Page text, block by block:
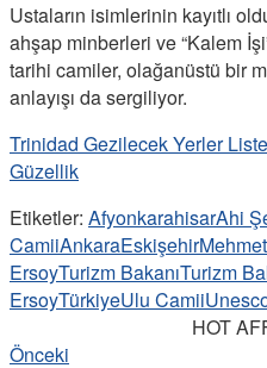
Ustaların isimlerinin kayıtlı
ahşap minberleri ve “Kalem
tarihi camiler, olağanüstü bir
anlayışı da sergiliyor.
Trinidad Gezilecek Yerler
Güzellik
Etiketler: AfyonkarahisarAhi
CamiiAnkaraEskişehir
ErsoyTurizm BakanıTurizm
ErsoyTürkiyeUlu Camii
HOT
Önceki